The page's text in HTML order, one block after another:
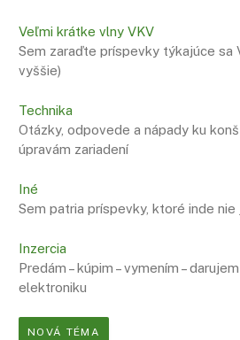
Veľmi krátke vlny VKV
Sem zaraďte príspevky týkajúce sa
vyššie)
Technika
Otázky, odpovede a nápady ku
úpravám zariadení
Iné
Sem patria príspevky, ktoré inde
Inzercia
Predám – kúpim – vymením –
elektroniku
NOVÁ TÉMA